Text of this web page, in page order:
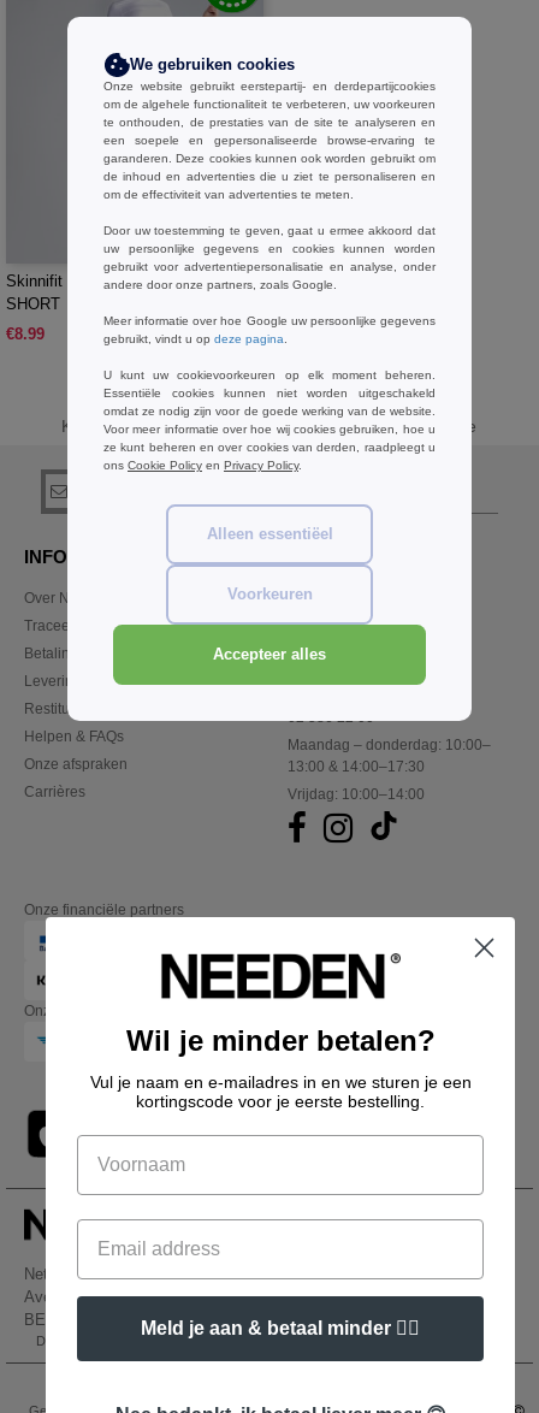
W1
Skinnifit SK069 - DAMES RETRO
SHORT
€8.99
KoopGrBasics Skinnifit Sportbij Needen Belgique
INFORMATIE
Over Needen
Traceer mijn bestelling
Betalingswijze
Levering
Restitutie / retour
Helpen & FAQs
Onze afspraken
Carrières
CONTACTEER ONS
Klant
klant@needen.be
Sales
02 586 22 00
Maandag – donderdag: 10:00–
13:00 & 14:00–17:30
Vrijdag: 10:00–14:00
Onze financiële partners
Onze transporteurs
Netenders Belgium SRL
Avenue Hermann-Debroux 54, 1160, Bruxelles
BE61 3632 1629 8017
Dit is GEEN retouradres. Voor retourzending, zie hier
We gebruiken cookies
Onze website gebruikt eerstepartij- en derdepartijcookies
om de algehele functionaliteit te verbeteren, uw voorkeuren
te onthouden, de prestaties van de site te analyseren en
een soepele en gepersonaliseerde browse-ervaring te
garanderen. Deze cookies kunnen ook worden gebruikt om
de inhoud en advertenties die u ziet te personaliseren en
om de effectiviteit van advertenties te meten.
Door uw toestemming te geven, gaat u ermee akkoord dat
uw persoonlijke gegevens en cookies kunnen worden
gebruikt voor advertentiepersonalisatie en analyse, onder
andere door onze partners, zoals Google.
Meer informatie over hoe Google uw persoonlijke gegevens
gebruikt, vindt u op deze pagina
U kunt uw cookievoorkeuren op elk moment beheren.
Essentiële cookies kunnen niet worden uitgeschakeld
omdat ze nodig zijn voor de goede werking van de website.
Voor meer informatie over hoe wij cookies gebruiken, hoe u
ze kunt beheren en over cookies van derden, raadpleegt u
ons Cookie Policy en Privacy Policy.
Alleen essentiëel
Voorkeuren
Accepteer alles
Wil je minder betalen?
Vul je naam en e-mailadres in en we sturen je een
kortingscode voor je eerste bestelling.
Meld je aan & betaal minder 👍🏼